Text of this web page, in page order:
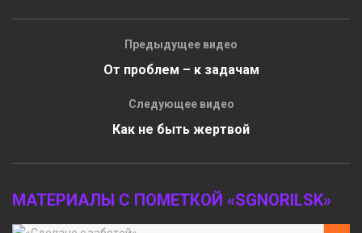
Предыдущее видео
От проблем – к задачам
Следующее видео
Как не быть жертвой
МАТЕРИАЛЫ С ПОМЕТКОЙ «SGNORILSK»